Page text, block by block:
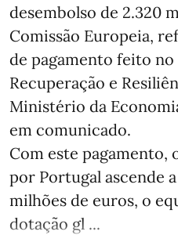
desembolso de 2.320
Comissão Europeia,
de pagamento feito
Recuperação e
Ministério da
em comunicado.
Com este
por Portugal ascende
milhões de euros, o
dotação gl ...